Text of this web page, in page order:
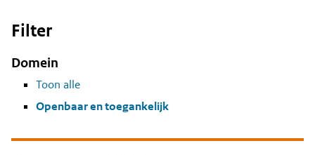
Filter
Domein
Toon alle
Openbaar en toegankelijk